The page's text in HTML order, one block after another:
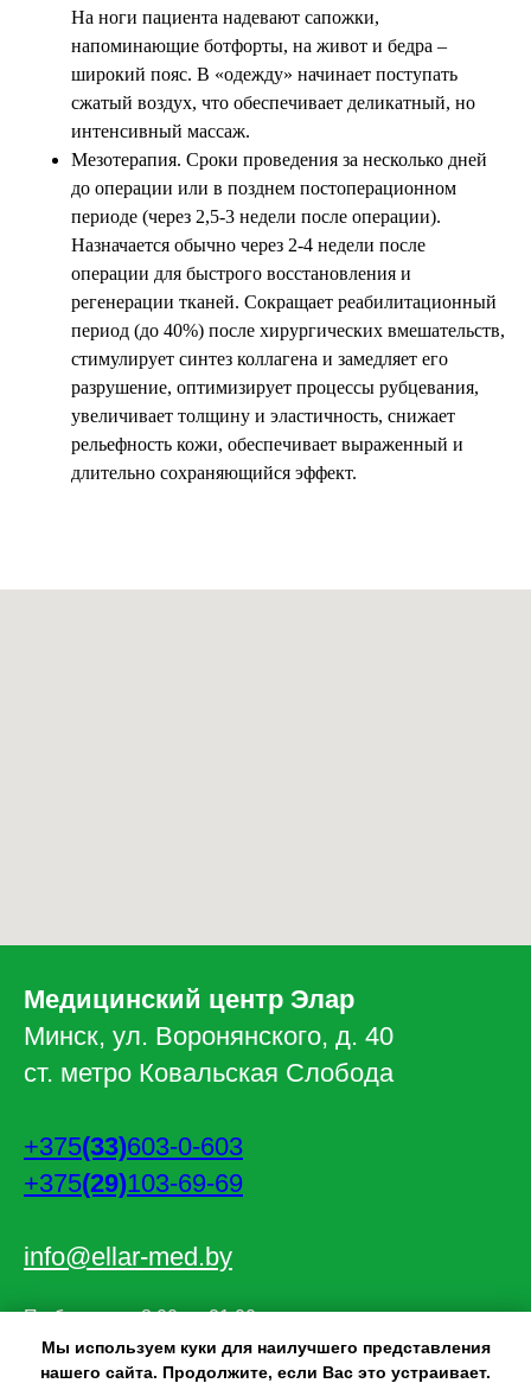
На ноги пациента надевают сапожки,
напоминающие ботфорты, на живот и бедра –
широкий пояс. В «одежду» начинает поступать
сжатый воздух, что обеспечивает деликатный, но
интенсивный массаж.
Мезотерапия. Сроки проведения за несколько дней
до операции или в позднем постоперационном
периоде (через 2,5-3 недели после операции).
Назначается обычно через 2-4 недели после
операции для быстрого восстановления и
регенерации тканей. Сокращает реабилитационный
период (до 40%) после хирургических вмешательств,
стимулирует синтез коллагена и замедляет его
разрушение, оптимизирует процессы рубцевания,
увеличивает толщину и эластичность, снижает
рельефность кожи, обеспечивает выраженный и
длительно сохраняющийся эффект.
Медицинский центр Элар
Минск, ул. Воронянского, д. 40
ст. метро Ковальская Слобода
+375(33)603-0-603
+375(29)103-69-69
info@ellar-med.by
По будням: с 8:00 до 21:00
Суббота: с 9:00 до 20:00
Воскресенье: с 9:00 до 18:00
Мы используем куки для наилучшего представления
нашего сайта. Продолжите, если Вас это устраивает.